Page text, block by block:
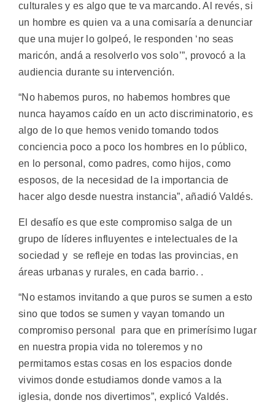
culturales y es algo que te va marcando. Al revés, si
un hombre es quien va a una comisaría a denunciar
que una mujer lo golpeó, le responden ‘no seas
maricón, andá a resolverlo vos solo’”, provocó a la
audiencia durante su intervención.
“No habemos puros, no habemos hombres que
nunca hayamos caído en un acto discriminatorio, es
algo de lo que hemos venido tomando todos
conciencia poco a poco los hombres en lo público,
en lo personal, como padres, como hijos, como
esposos, de la necesidad de la importancia de
hacer algo desde nuestra instancia”, añadió Valdés.
El desafío es que este compromiso salga de un
grupo de líderes influyentes e intelectuales de la
sociedad y se refleje en todas las provincias, en
áreas urbanas y rurales, en cada barrio. .
“No estamos invitando a que puros se sumen a esto
sino que todos se sumen y vayan tomando un
compromiso personal para que en primerísimo lugar
en nuestra propia vida no toleremos y no
permitamos estas cosas en los espacios donde
vivimos donde estudiamos donde vamos a la
iglesia, donde nos divertimos”, explicó Valdés.